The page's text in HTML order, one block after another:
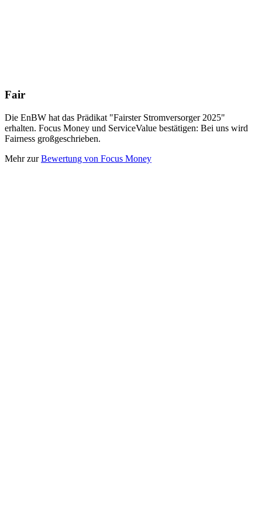
Fair
Die EnBW hat das Prädikat "Fairster Strom­versorger 2025"
erhalten. Focus Money und ServiceValue bestätigen: Bei uns wird
Fairness großgeschrieben.
Mehr zurBewertung von Focus Money